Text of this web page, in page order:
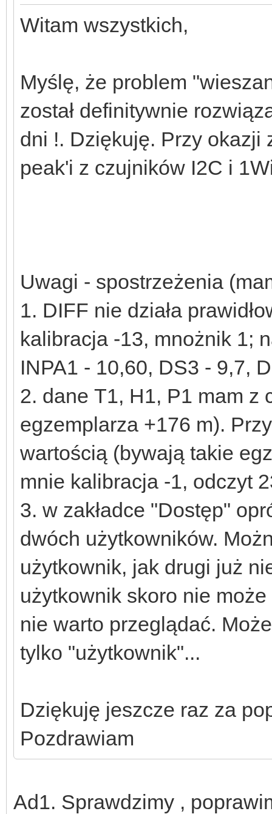
Witam wszystkich,
Myślę, że problem
został definitywnie
dni !. Dziękuję. Przy okazji
peak'i z czujników I2C i
Uwagi - spostrzeżenia
1. DIFF nie działa
kalibracja -13, mnożnik 1;
INPA1 - 10,60, DS3 - 9,7,
2. dane T1, H1, P1 mam z
egzemplarza +176 m).
wartością (bywają takie
mnie kalibracja -1, odczyt
3. w zakładce "Dostęp"
dwóch użytkowników.
użytkownik, jak drugi już
użytkownik skoro nie
nie warto przeglądać.
tylko "użytkownik"...
Dziękuję jeszcze raz za
Pozdrawiam
Ad1. Sprawdzimy ,